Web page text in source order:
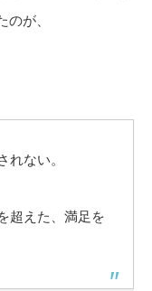
が、
ない。
超えた、満足を